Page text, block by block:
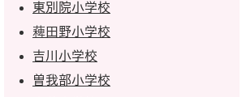
東別院小学校
薭田野小学校
吉川小学校
曽我部小学校